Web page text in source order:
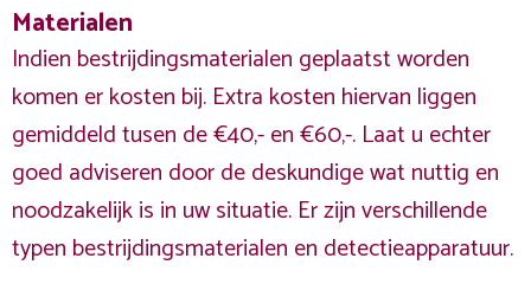
Materialen
Indien bestrijdingsmaterialen geplaatst worden
komen er kosten bij. Extra kosten hiervan liggen
gemiddeld tusen de €40,- en €60,-. Laat u echter
goed adviseren door de deskundige wat nuttig en
noodzakelijk is in uw situatie. Er zijn verschillende
typen bestrijdingsmaterialen en detectieapparatuur.